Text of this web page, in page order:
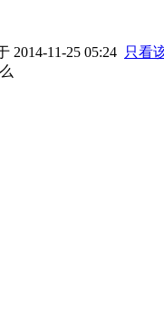
2014-11-25 05:24 只看